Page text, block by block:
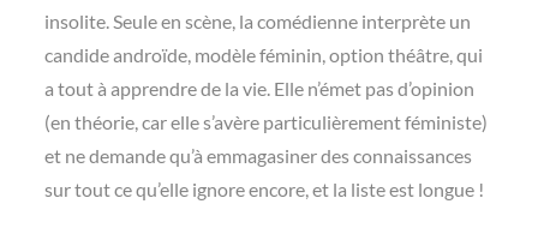
insolite. Seule en scène, la comédienne interprète un
candide androïde, modèle féminin, option théâtre, qui
a tout à apprendre de la vie. Elle n’émet pas d’opinion
(en théorie, car elle s’avère particulièrement féministe)
et ne demande qu’à emmagasiner des connaissances
sur tout ce qu’elle ignore encore, et la liste est longue !